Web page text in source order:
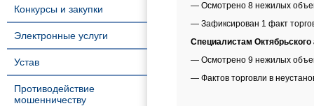
Конкурсы и закупки
Электронные услуги
Устав
Противодействие
мошенничеству
— Осмотрено 8 нежилых
— Зафиксирован 1 факт
Специалистам
— Осмотрено 9 нежилых
— Фактов торговли в